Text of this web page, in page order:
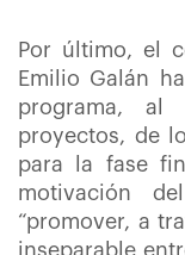
Por último, el
Emilio Galán
programa,
proyectos, de
para la fase
motivación
“promover, a
inseparable